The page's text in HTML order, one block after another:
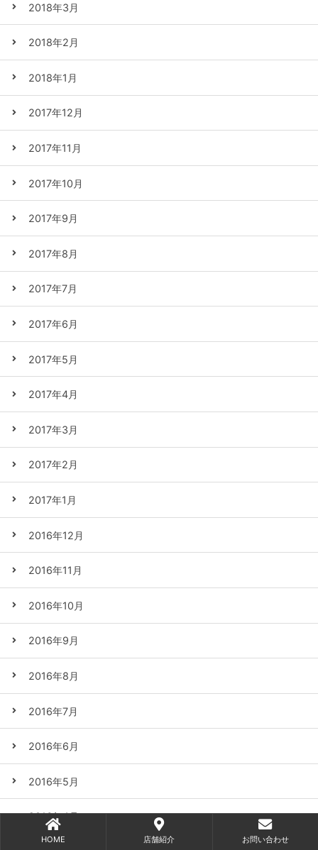
2018年3月
2018年2月
2018年1月
2017年12月
2017年11月
2017年10月
2017年9月
2017年8月
2017年7月
2017年6月
2017年5月
2017年4月
2017年3月
2017年2月
2017年1月
2016年12月
2016年11月
2016年10月
2016年9月
2016年8月
2016年7月
2016年6月
2016年5月
2016年4月
HOME 店舗紹介 お問い合わせ